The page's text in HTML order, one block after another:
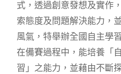
式，透過創意發想及實作
索態度及問題解決能力，
風氣，特舉辦全國自主學
在備賽過程中，能培養「
習」之能力，並藉由不斷